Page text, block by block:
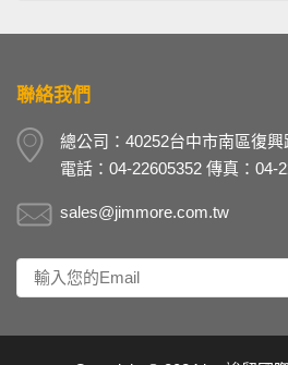
聯絡我們
總公司：40252台中市南區復
電話：04-22605352 傳真：04-
sales@jimmore.com.tw